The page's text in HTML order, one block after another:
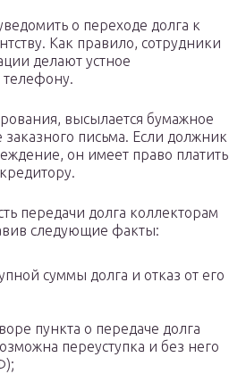
о переходе долга к
Как правило, сотрудники
делают устное
высылается бумажное
письма. Если должник
он имеет право платить
передачи долга коллекторам
следующие факты:
суммы долга и отказ от его
пункта о передаче долга
переуступка и без него